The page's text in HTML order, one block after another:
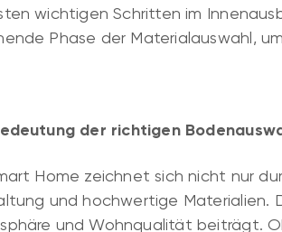
wichtigen Schritten im
Phase der Materialauswahl,
der richtigen
Home zeichnet sich nicht nur
und hochwertige Materialien.
und Wohnqualität beiträgt.